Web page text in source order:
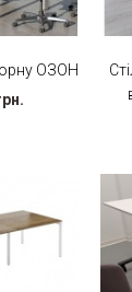
ОЗОН